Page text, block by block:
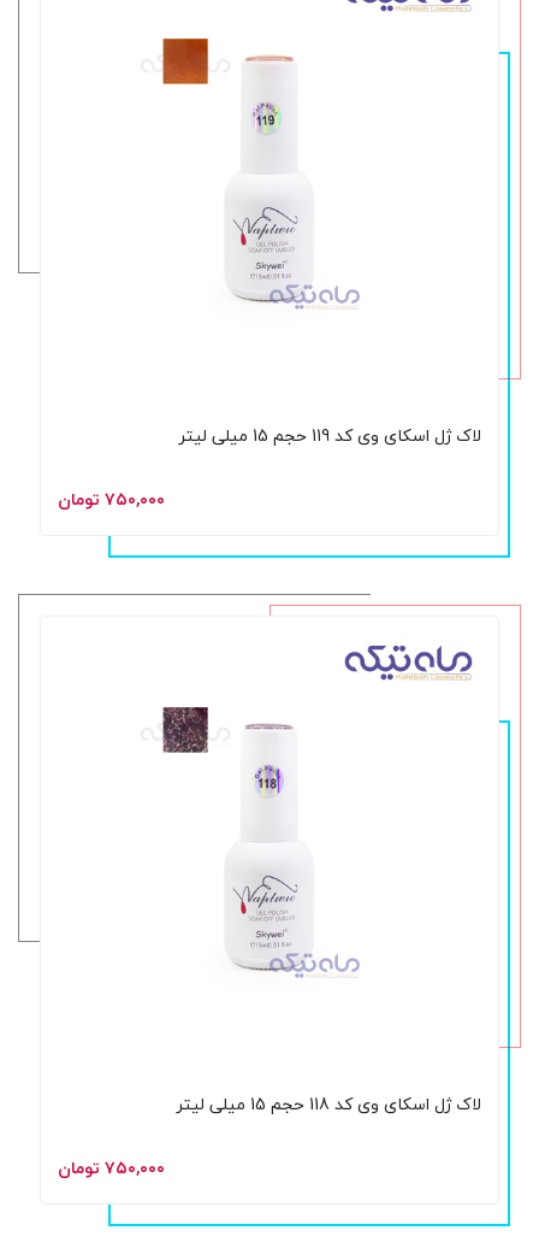
لاک ژل اسکای وی کد 119 حجم 15 میلی لیتر
۷۵۰,۰۰۰ تومان
لاک ژل اسکای وی کد 118 حجم 15 میلی لیتر
۷۵۰,۰۰۰ تومان